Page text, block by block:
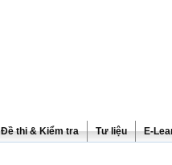
Đề thi & Kiểm tra Tư liệu E-